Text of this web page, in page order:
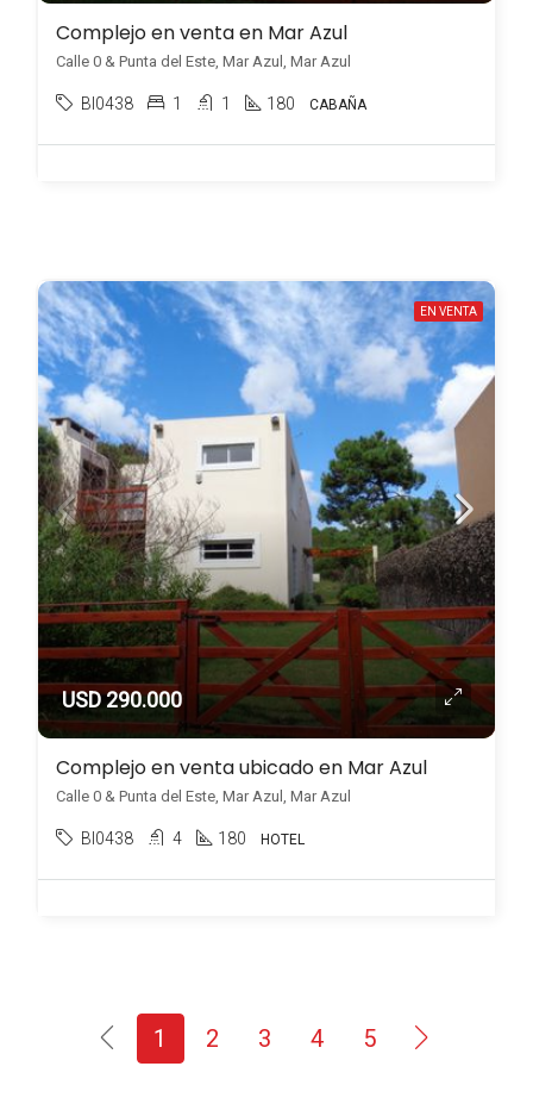
Complejo en venta en Mar Azul
Calle 0 & Punta del Este, Mar Azul, Mar Azul
BI0438 1 1 180 CABAÑA
EN VENTA
USD 290.000
Complejo en venta ubicado en Mar Azul
Calle 0 & Punta del Este, Mar Azul, Mar Azul
BI0438 4 180 HOTEL
1 2 3 4 5